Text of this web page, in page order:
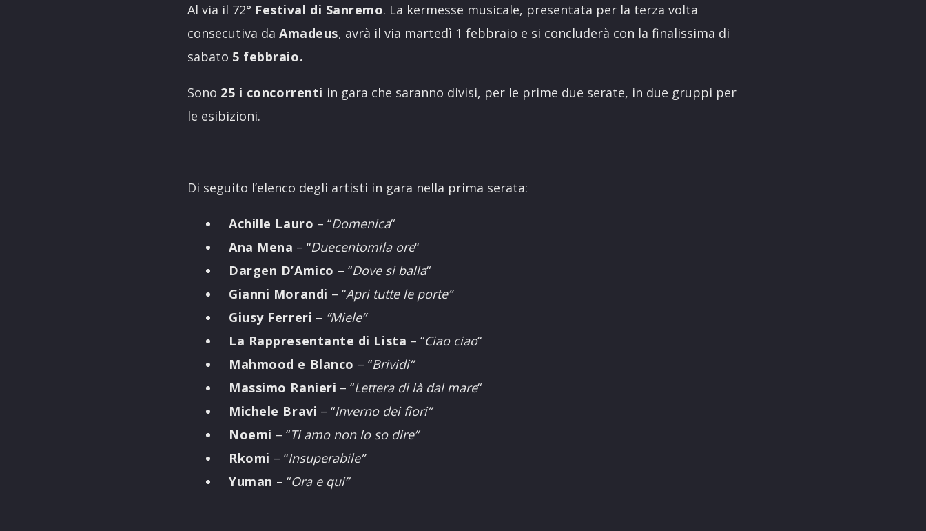
Al via il 72° Festival di Sanremo. La kermesse musicale, presentata per la terza volta
consecutiva daAmadeus, avrà il via martedì 1 febbraio e si concluderà con la finalissima di
sabato 5 febbraio.
Sono 25 i concorrenti in gara che saranno divisi, per le prime due serate, in due gruppi per
le esibizioni.
Di seguito l’elenco degli artisti in gara nella prima serata:
Achille Lauro – “Domenica“
Ana Mena – “Duecentomila ore“
Dargen D’Amico – “Dove si balla“
Gianni Morandi – “Apri tutte le porte”
Giusy Ferreri – “Miele”
La Rappresentante di Lista – “Ciao ciao“
Mahmood e Blanco – “Brividi”
Massimo Ranieri – “Lettera di là dal mare“
Michele Bravi – “Inverno dei fiori”
Noemi – “Ti amo non lo so dire”
Rkomi – “Insuperabile”
Yuman – “Ora e qui”